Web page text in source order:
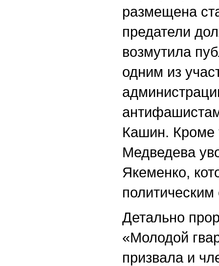
размещена
предатели
возмутила
одним из
Кашин. Кроме
Медведева
Якеменко,
Детально
«Молодой
призвала и